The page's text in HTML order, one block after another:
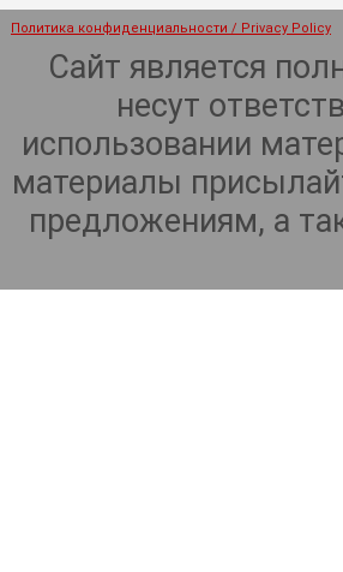
Политика конфиденциальности / Privacy Policy
Сайт является
несут
использовании
материалы
предложениям, а